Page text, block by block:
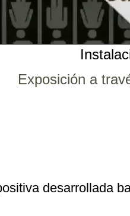
Exposición a
desarrollada